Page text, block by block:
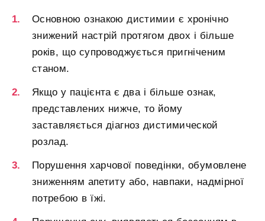
Основною ознакою дистимии є хронічно
знижений настрій протягом двох і більше
років, що супроводжується пригніченим
станом.
Якщо у пацієнта є два і більше ознак,
представлених нижче, то йому
заставляється діагноз дистимической
розлад.
Порушення харчової поведінки, обумовлене
зниженням апетиту або, навпаки, надмірної
потребою в їжі.